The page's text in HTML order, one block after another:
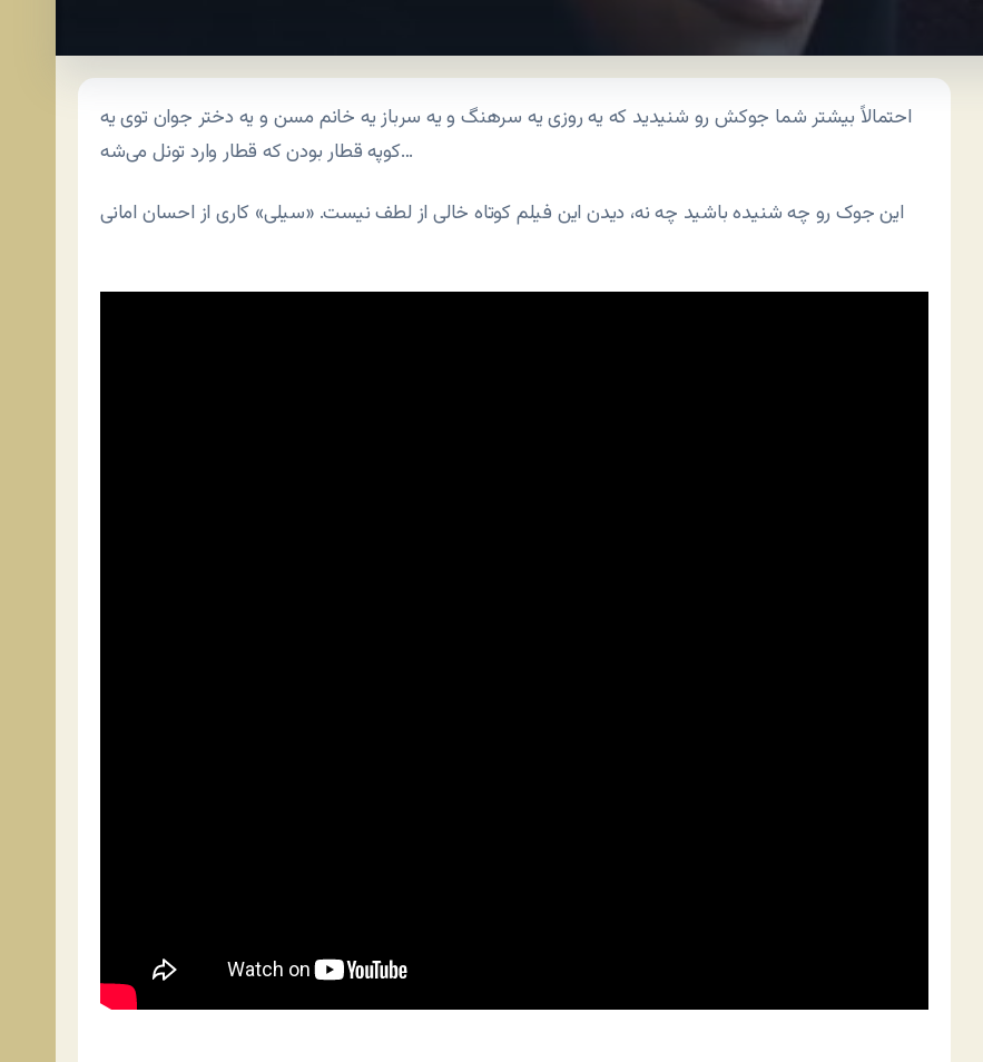
احتمالاً بیشتر شما جوکش رو شنیدید که یه روزی یه سرهنگ و یه سرباز یه خانم مسن و یه دختر جوان توی یه
کوپه قطار بودن که قطار وارد تونل می‌شه…
این جوک رو چه شنیده باشید چه نه، دیدن این فیلم کوتاه خالی از لطف نیست. «سیلی» کاری از احسان امانی